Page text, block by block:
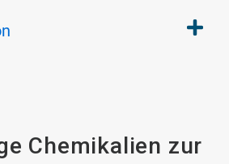
Chemikalien zur